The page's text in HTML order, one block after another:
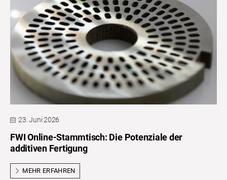
23. Juni 2026
FWI Online-Stammtisch: Die Potenziale der
additiven Fertigung
MEHR ERFAHREN